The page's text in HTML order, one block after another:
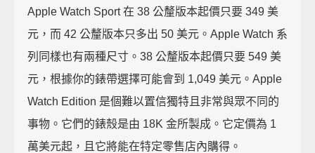
Apple Watch Sport 在 38 公釐版本起價只要 349 美
元，而 42 公釐版本只多出 50 美元。Apple Watch 系
列同樣也有兩種尺寸。38 公釐版本起價只要 549 美
元，根據你的錶帶選擇可能會到 1,049 美元。Apple
Watch Edition 是個難以置信獨特且非常與眾不同的
事物。它們的錶殼是由 18K 金所製成。它定價為 1
萬美元起，且它將能在特定零售店內購得。